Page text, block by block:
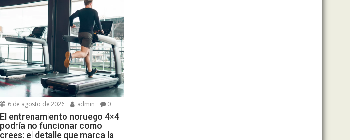
6 de agosto de 2026 admin 0
El entrenamiento noruego 4×4
podría no funcionar como
crees: el detalle que marca la